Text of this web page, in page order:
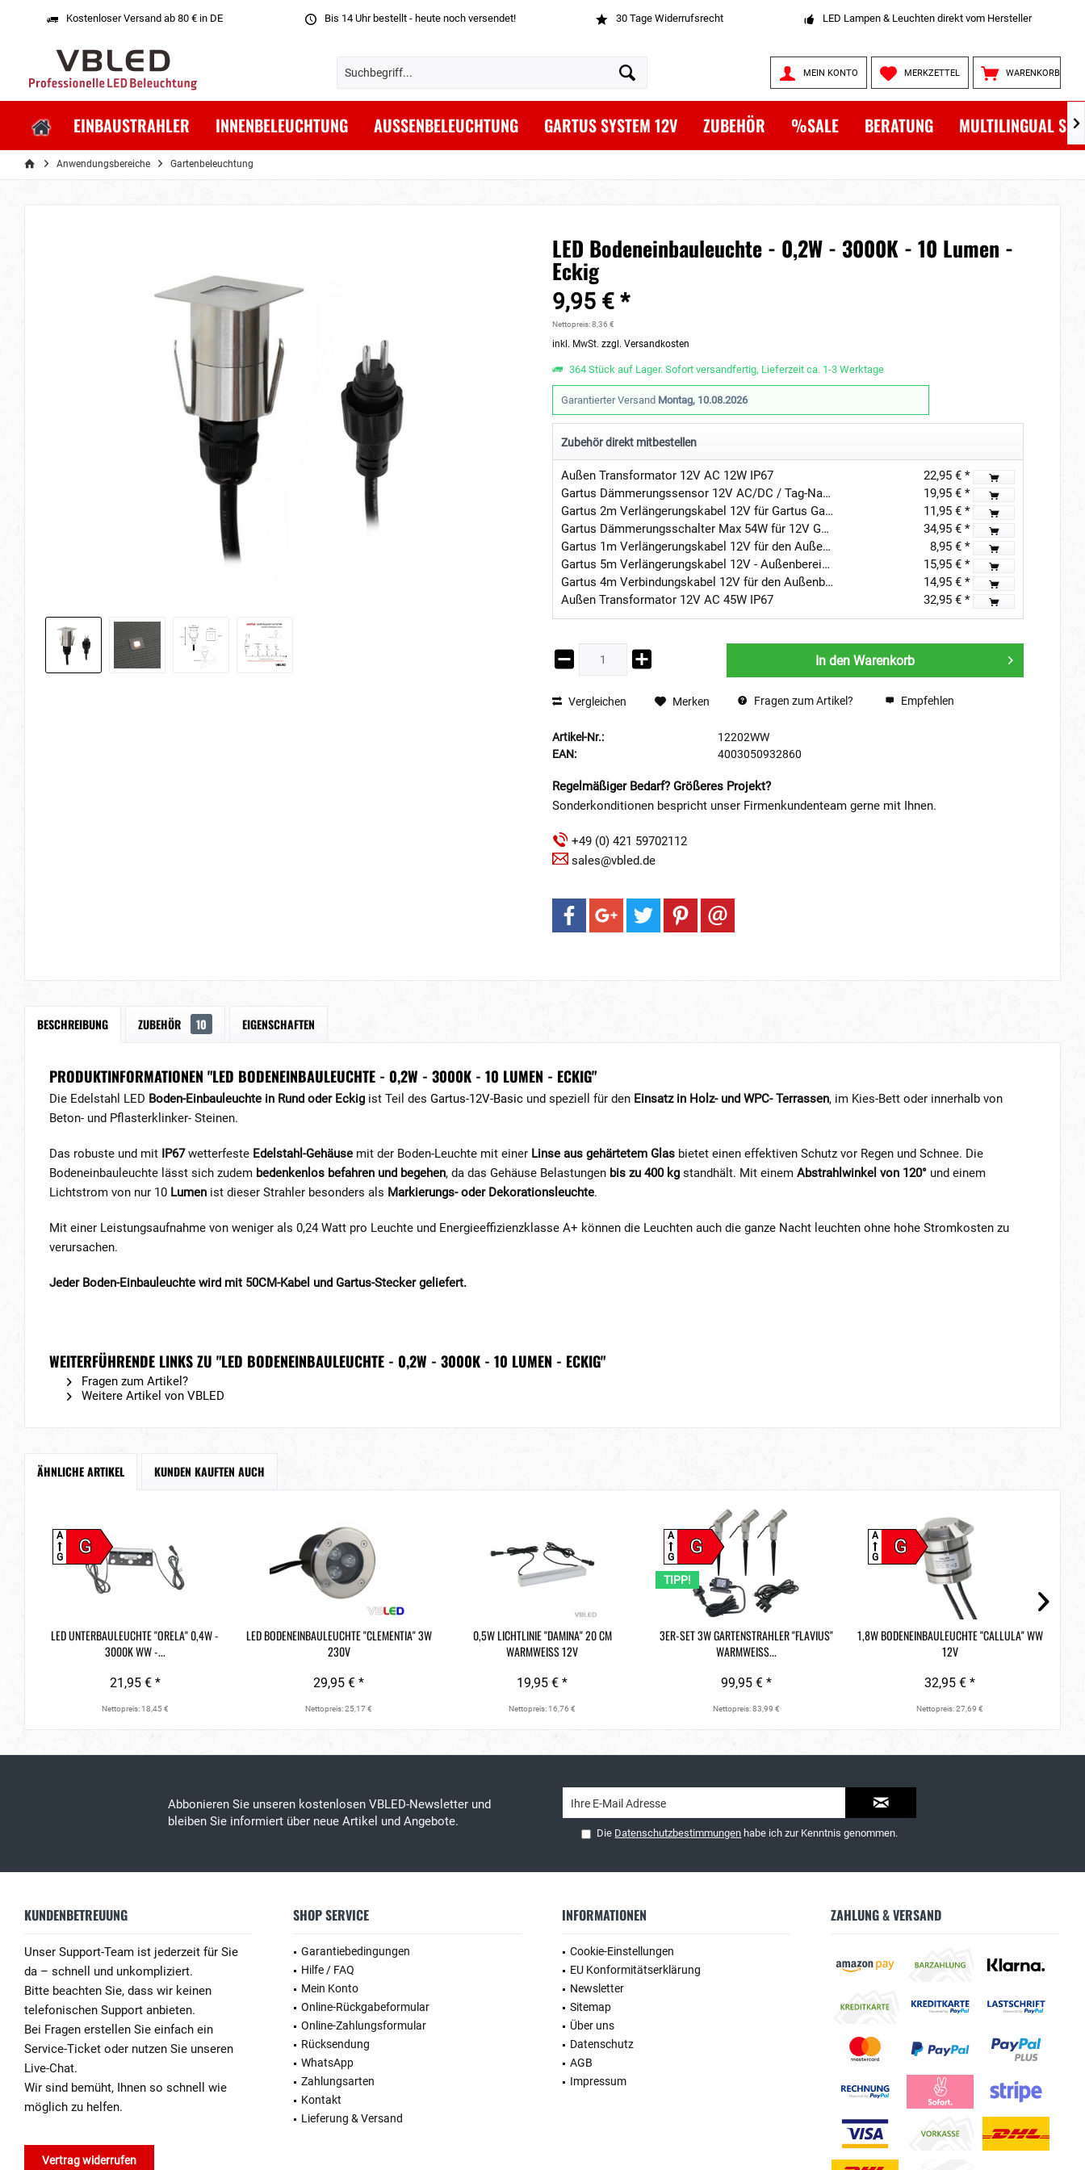
Kostenloser Versand ab 80 € in DE Bis 14 Uhr bestellt - heute noch versendet! 30 Tage Widerrufsrecht LED Lampen & Leuchten direkt vom Hersteller
WARENKORB
MERKZETTEL
MEIN KONTO
EINBAUSTRAHLER INNENBELEUCHTUNG AUSSENBELEUCHTUNG GARTUS SYSTEM 12V ZUBEHÖR %SALE BERATUNG MULTILINGUAL 
Anwendungsbereiche Gartenbeleuchtung
LED Bodeneinbauleuchte - 0,2W - 3000K - 10 Lumen -
Eckig
9,95 € *
Nettopreis: 8,36 €
inkl. MwSt.zzgl. Versandkosten
364 Stück auf Lager. Sofort versandfertig, Lieferzeit ca. 1-3 Werktage
Garantierter Versand Montag, 10.08.2026
Zubehör direkt mitbestellen
Außen Transformator 12V AC 12W IP67
22,95 € *
Gartus Dämmerungssensor 12V AC/DC / Tag-Nacht-Schalter
19,95 € *
Gartus 2m Verlängerungskabel 12V für Gartus Garten Beleuchtung
11,95 € *
Gartus Dämmerungsschalter Max 54W für 12V Gartenbeleuchtung
34,95 € *
Gartus 1m Verlängerungskabel 12V für den Außenbereich
8,95 € *
Gartus 5m Verlängerungskabel 12V - Außenbereich
15,95 € *
Gartus 4m Verbindungskabel 12V für den Außenbereich
14,95 € *
Außen Transformator 12V AC 45W IP67
32,95 € *
In den Warenkorb
Vergleichen Merken Fragen zum Artikel? Empfehlen
Artikel-Nr.:
12202WW
EAN:
4003050932860
Regelmäßiger Bedarf? Größeres Projekt?
Sonderkonditionen bespricht unser Firmenkundenteam gerne mit Ihnen.
+49 (0) 421 59702112
sales@vbled.de
BESCHREIBUNG ZUBEHÖR 10 EIGENSCHAFTEN
PRODUKTINFORMATIONEN "LED BODENEINBAULEUCHTE - 0,2W - 3000K - 10 LUMEN - ECKIG"
Die Edelstahl LED Boden-Einbauleuchte in Rund oder Eckig ist Teil des Gartus-12V-Basic und speziell für den Einsatz in Holz- und WPC- Terrassen, im Kies-Bett oder innerhalb von
Beton- und Pflasterklinker- Steinen.
Das robuste und mit IP67wetterfeste Edelstahl-Gehäuse mit der Boden-Leuchte mit einer Linse aus gehärtetem Glas bietet einen effektiven Schutz vor Regen und Schnee. Die
Bodeneinbauleuchte lässt sich zudem bedenkenlos befahren und begehen, da das Gehäuse Belastungen bis zu 400 kg standhält. Mit einem Abstrahlwinkel von 120° und einem
Lichtstrom von nur 10 Lumen ist dieser Strahler besonders als Markierungs- oder Dekorationsleuchte.
Mit einer Leistungsaufnahme von weniger als 0,24 Watt pro Leuchte und Energieeffizienzklasse A+ können die Leuchten auch die ganze Nacht leuchten ohne hohe Stromkosten zu
verursachen.
Jeder Boden-Einbauleuchte wird mit 50CM-Kabel und Gartus-Stecker geliefert.
WEITERFÜHRENDE LINKS ZU "LED BODENEINBAULEUCHTE - 0,2W - 3000K - 10 LUMEN - ECKIG"
Fragen zum Artikel?
Weitere Artikel von VBLED
ÄHNLICHE ARTIKEL KUNDEN KAUFTEN AUCH
G
A
G
LED UNTERBAULEUCHTE "ORELA" 0,4W -
3000K WW -...
21,95 € *
Nettopreis: 18,45 €
LED BODENEINBAULEUCHTE "CLEMENTIA" 3W
230V
29,95 € *
Nettopreis: 25,17 €
0,5W LICHTLINIE "DAMINA" 20 CM
WARMWEISS 12V
19,95 € *
Nettopreis: 16,76 €
G
A
G
TIPP!
3ER-SET 3W GARTENSTRAHLER "FLAVIUS"
WARMWEISS...
99,95 € *
Nettopreis: 83,99 €
G
A
G
1,8W BODENEINBAULEUCHTE "CALLULA" WW
12V
32,95 € *
Nettopreis: 27,69 €
Abbonieren Sie unseren kostenlosen VBLED-Newsletter und
bleiben Sie informiert über neue Artikel und Angebote.
Die Datenschutzbestimmungen habe ich zur Kenntnis genommen.
KUNDENBETREUUNG
Unser Support-Team ist jederzeit für Sie
da – schnell und unkompliziert.
Bitte beachten Sie, dass wir keinen
telefonischen Support anbieten.
Bei Fragen erstellen Sie einfach ein
Service-Ticket oder nutzen Sie unseren
Live-Chat.
Wir sind bemüht, Ihnen so schnell wie
möglich zu helfen.
Vertrag widerrufen
SHOP SERVICE
Garantiebedingungen
Hilfe / FAQ
Mein Konto
Online-Rückgabeformular
Online-Zahlungsformular
Rücksendung
WhatsApp
Zahlungsarten
Kontakt
Lieferung & Versand
INFORMATIONEN
Cookie-Einstellungen
EU Konformitätserklärung
Newsletter
Sitemap
Über uns
Datenschutz
AGB
Impressum
ZAHLUNG & VERSAND